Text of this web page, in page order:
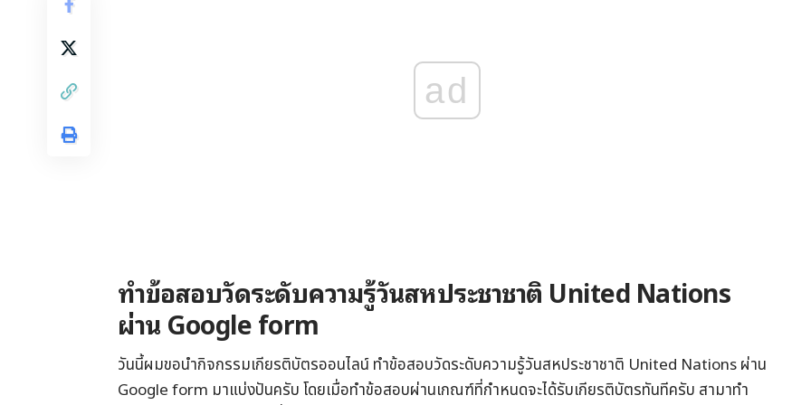
ad
ทำข้อสอบวัดระดับความรู้วันสหประชาชาติ United Nations
ผ่าน Google form
วันนี้ผมขอนำกิจกรรมเกียรติบัตรออนไลน์ ทำข้อสอบวัดระดับความรู้วันสหประชาชาติ United Nations ผ่าน
Google form มาแบ่งปันครับ โดยเมื่อทำข้อสอบผ่านเกณฑ์ที่กำหนดจะได้รับเกียรติบัตรทันทีครับ สามาทำ